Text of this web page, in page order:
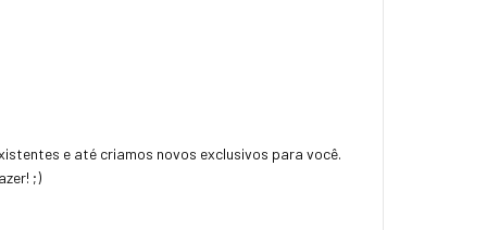
e até criamos novos exclusivos para você.
;)